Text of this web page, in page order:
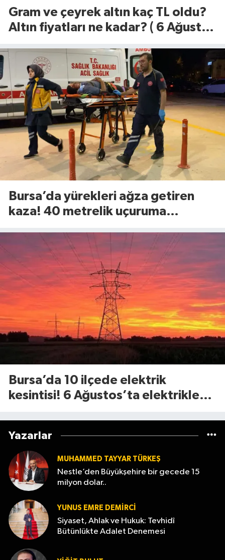
Gram ve çeyrek altın kaç TL oldu?
Altın fiyatları ne kadar? ( 6 Ağustos
Bursa’da yürekleri ağza getiren
kaza! 40 metrelik uçuruma
Bursa’da 10 ilçede elektrik
kesintisi! 6 Ağustos’ta elektrikler
Yazarlar
MUHAMMED TAYYAR TÜRKEŞ
Nestle’den Büyükşehire bir gecede 15
milyon dolar..
YUNUS EMRE DEMIRCI
Siyaset, Ahlak ve Hukuk: Tevhidî
Bütünlükte Adalet Denemesi